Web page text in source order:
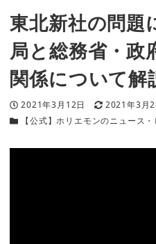
東北新社の問題
局と総務省・政
関係について解
投稿日
2021年3月12日 更新日
2021年3月
カテゴリー
【公式】ホリエモンのニュース